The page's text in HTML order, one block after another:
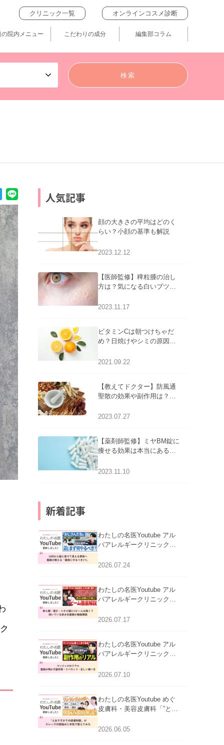
クリニック一覧 オンラインコスメ診断
の院内メニュー こだわりの成分 編集部コラム
人気記事
顔の大きさの平均はどのく
らい？小顔の基準も解説
2023.12.12
【医師監修】稗粒腫の治し
方は？気になる白いブツブ
アについて
2023.11.17
ビタミンCは朝つけちゃだ
め？日焼けやシミの原因に
2021.09.22
【教えてドクター】防風通
聖散の効果や副作用は？長
2023.07.27
【薬剤師監修】ミヤBM錠に
痩せる効果は本当にある
2023.11.10
新着記事
わたしの名医Youtube アル
バアレルギークリニック札
える男性へ｜医師が教える
2026.07.24
わたしの名医Youtube アル
バアレルギークリニック札
跡にVビームは効く？向い
2026.07.17
わたしの名医Youtube アル
バアレルギークリニック札
医師が明かす副作用・リバ
2026.07.10
わたしの名医Youtube めぐ
皮膚科・美容皮膚科「”とお
ッズの肌悩みに本気で答え
2026.06.05